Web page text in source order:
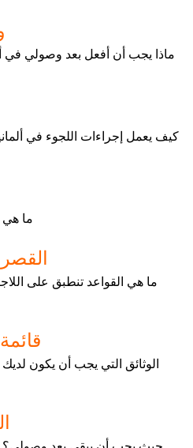
ماذا يجب أن أفعل بعد وصولي في
كيف يعمل إجراءات اللجوء في
ما هي
الوثائق التي يجب أن يكون